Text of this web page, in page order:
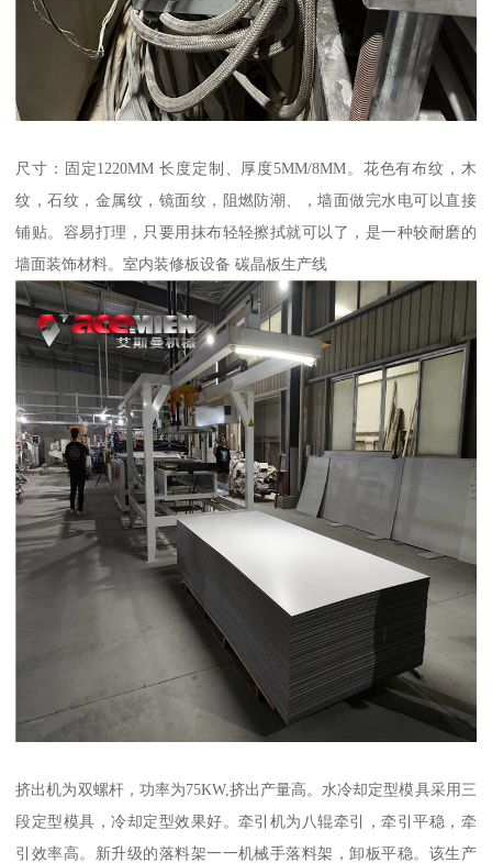
尺寸：固定1220MM 长度定制、厚度5MM/8MM。花色有布纹，木
纹，石纹，金属纹，镜面纹，阻燃防潮、，墙面做完水电可以直接
铺贴。容易打理，只要用抹布轻轻擦拭就可以了，是一种较耐磨的
墙面装饰材料。室内装修板设备 碳晶板生产线
挤出机为双螺杆，功率为75KW,挤出产量高。水冷却定型模具采用三
段定型模具，冷却定型效果好。牵引机为八辊牵引，牵引平稳，牵
引效率高。新升级的落料架一一机械手落料架，卸板平稳。该生产